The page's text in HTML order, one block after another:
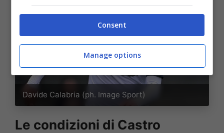
Davide Calabria (ph. Image Sport)
Le condizioni di Castro
Consent
Manage options